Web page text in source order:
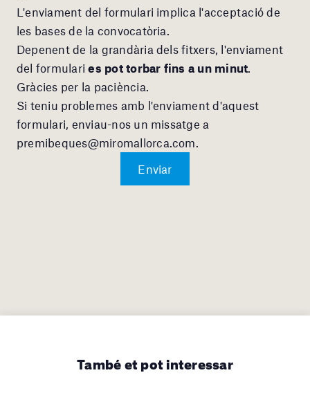
L'enviament del formulari implica l'acceptació de
les bases de la convocatòria.
Depenent de la grandària dels fitxers, l'enviament
del formularies pot torbar fins a un minut.
Gràcies per la paciència.
Si teniu problemes amb l'enviament d'aquest
formulari, enviau-nos un missatge a
premibeques@miromallorca.com.
També et pot interessar